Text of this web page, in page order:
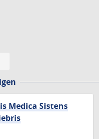
Medica Sistens